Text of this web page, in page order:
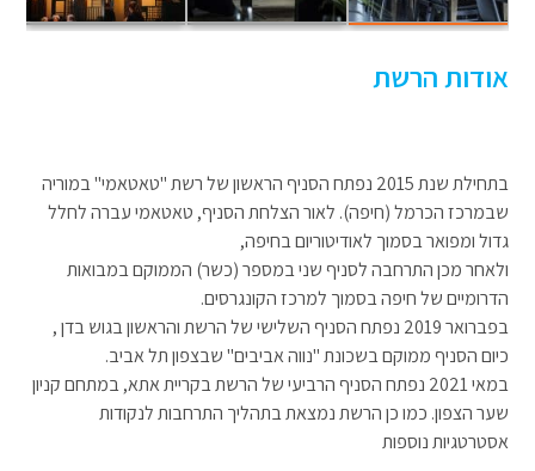
אודות הרשת
בתחילת שנת 2015 נפתח הסניף הראשון של רשת "טאטאמי" במוריה
שבמרכז הכרמל (חיפה). לאור הצלחת הסניף, טאטאמי עברה לחלל
גדול ומפואר בסמוך לאודיטוריום בחיפה,
ולאחר מכן התרחבה לסניף שני במספר (כשר) הממוקם במבואות
הדרומיים של חיפה בסמוך למרכז הקונגרסים.
בפברואר 2019 נפתח הסניף השלישי של הרשת והראשון בגוש בדן ,
כיום הסניף ממוקם בשכונת "נווה אביבים" שבצפון תל אביב.
במאי 2021 נפתח הסניף הרביעי של הרשת בקריית אתא, במתחם קניון
שער הצפון. כמו כן הרשת נמצאת בתהליך התרחבות לנקודות
אסטרטגיות נוספות